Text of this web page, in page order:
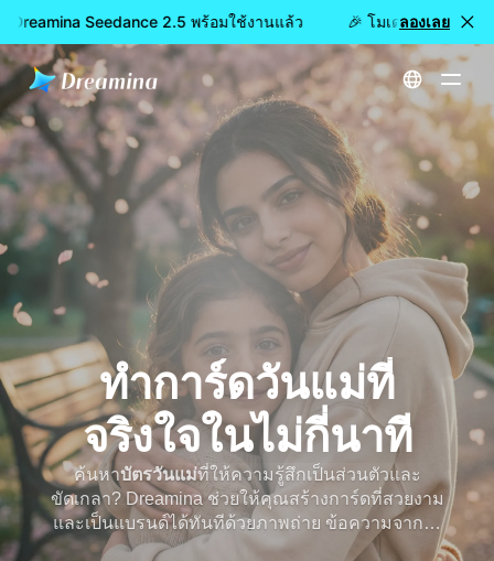
Seedance 2.5 พร้อมใช้งานแล้ว 🎉 โมเดลใหม่เปิดให้
ลองเลย
หน้าหลัก เครื่องกำเนิดการ์ดวันแม่ - สร้างการ์ดส่วนบุคคลออนไลน์ด้วย Dreamina
ทำการ์ดวันแม่ที่
จริงใจในไม่กี่นาที
ค้นหาบัตรวันแม่ที่ให้ความรู้สึกเป็นส่วนตัวและ
ขัดเกลา? Dreamina ช่วยให้คุณสร้างการ์ดที่สวยงาม
และเป็นแบรนด์ได้ทันทีด้วยภาพถ่าย ข้อความจากใจ
จริง และสไตล์การออกแบบที่ปรับให้เหมาะกับคุณแม่